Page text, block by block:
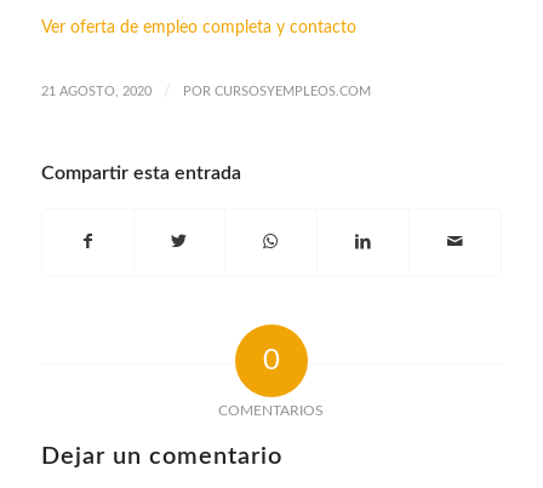
Ver oferta de empleo completa y contacto
21 AGOSTO, 2020 / POR CURSOSYEMPLEOS.COM
Compartir esta entrada
0
COMENTARIOS
Dejar un comentario